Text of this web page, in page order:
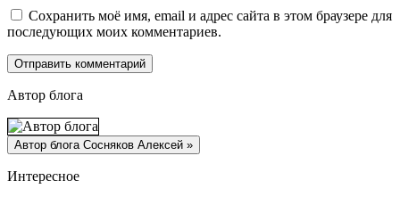
Сохранить моё имя, email и адрес сайта в этом браузере для
последующих моих комментариев.
Автор блога
Интересное